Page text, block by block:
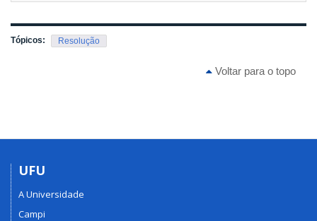
Tópicos: Resolução
Voltar para o topo
UFU
A Universidade
Campi